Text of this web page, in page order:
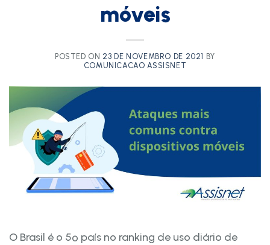
móveis
POSTED ON 23 DE NOVEMBRO DE 2021 BY
COMUNICACAO ASSISNET
O Brasil é o 5º país no ranking de uso diário de